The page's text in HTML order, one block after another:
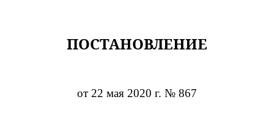
ПОСТАНОВЛЕНИЕ
от 22 мая 2020 г. № 867